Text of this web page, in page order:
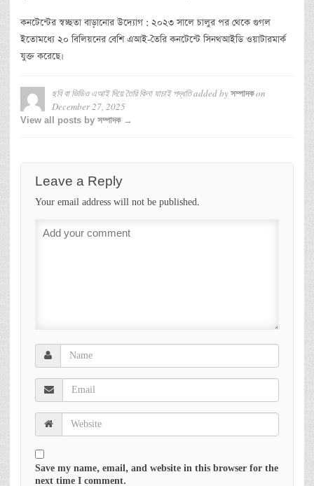
কনটেন্টের স্বচ্ছতা বাড়ানোর উদ্যোগ : ২০২৩ সালে চালুর পর থেকে গুগল
ইতোমধ্যে ২০ বিলিয়নের বেশি এআই-তৈরি কনটেন্টে সিনথআইডি ওয়াটারমার্ক
যুক্ত করেছে।
ছবি বা ভিডিও এআই দিয়ে তৈরি কিনা যাচাই পদ্ধতিadded by সম্পাদকon
December 27, 2025
View all posts by সম্পাদক →
Leave a Reply
Your email address will not be published.
Save my name, email, and website in this browser for the
next time I comment.